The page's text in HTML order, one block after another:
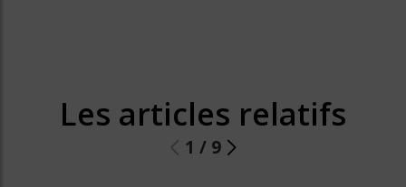
Les articles relatifs
1 / 9